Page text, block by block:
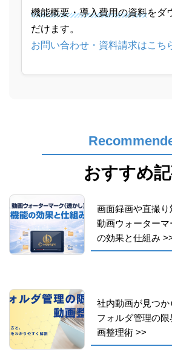
機能概要・導入費用の資料をダ
だけます。
お問い合わせ・資料請求はこち
おすすめ
画面録画や直撮り
動画ウォーター
の効果と仕組み
社内動画が見つか
フォルダ管理の
画整理術>>